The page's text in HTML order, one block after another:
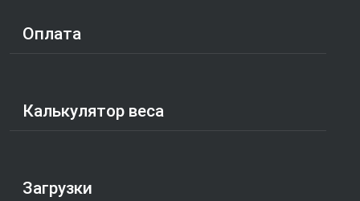
Оплата
Калькулятор веса
Загрузки